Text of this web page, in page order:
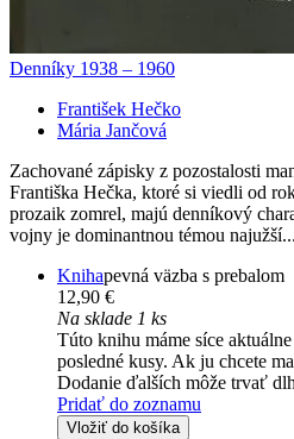
Denníky 1938 – 1960
František Hečko
Mária Jančová
Zachované zápisky z pozostalosti
Františka Hečka, ktoré si viedli od
prozaik zomrel, majú denníkový
vojny je dominantnou témou najužší...
Knihapevná väzba s prebalom
12,90 €
Na sklade 1 ks
Túto knihu máme síce
posledné kusy. Ak ju chcete
Dodanie ďalších môže trvať
Pridať do zoznamu
Vložiť do košíka